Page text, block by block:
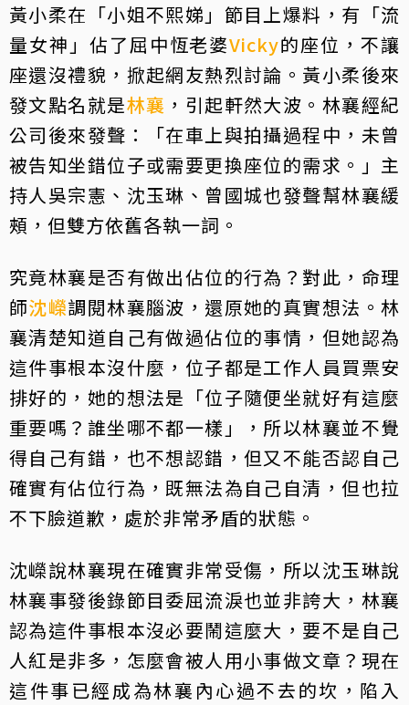
黃小柔在「小姐不熙娣」節目上爆料，有「流
量女神」佔了屈中恆老婆Vicky的座位，不讓
座還沒禮貌，掀起網友熱烈討論。黃小柔後來
發文點名就是林襄 ，引起軒然大波。林襄經紀
公司後來發聲：「在車上與拍攝過程中，未曾
被告知坐錯位子或需要更換座位的需求。」主
持人吳宗憲、沈玉琳、曾國城也發聲幫林襄緩
頰，但雙方依舊各執一詞。
究竟林襄是否有做出佔位的行為？對此，命理
師沈嶸調閱林襄腦波，還原她的真實想法。林
襄清楚知道自己有做過佔位的事情，但她認為
這件事根本沒什麼，位子都是工作人員買票安
排好的，她的想法是「位子隨便坐就好有這麼
重要嗎？誰坐哪不都一樣」，所以林襄並不覺
得自己有錯，也不想認錯，但又不能否認自己
確實有佔位行為，既無法為自己自清，但也拉
不下臉道歉，處於非常矛盾的狀態。
沈嶸說林襄現在確實非常受傷，所以沈玉琳說
林襄事發後錄節目委屈流淚也並非誇大，林襄
認為這件事根本沒必要鬧這麼大，要不是自己
人紅是非多，怎麼會被人用小事做文章？現在
這件事已經成為林襄內心過不去的坎，陷入